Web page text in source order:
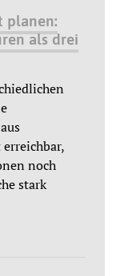
planen:
als drei
noch
stark